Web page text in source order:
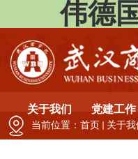
伟德
关于我们 党建工作
当前位置： 首页 关于我